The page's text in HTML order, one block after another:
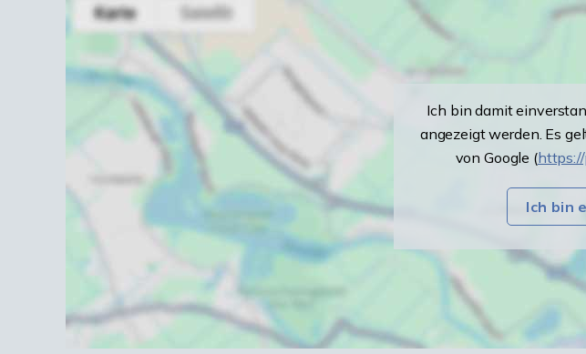
Ich bin damit
angezeigt werden. Es
von Google (https://
Ich bin